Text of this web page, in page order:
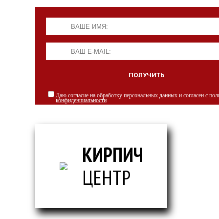
Даю согласие на обработку персональных данных и согласен с
конфиденциальности
КИРПИЧ
ЦЕНТР